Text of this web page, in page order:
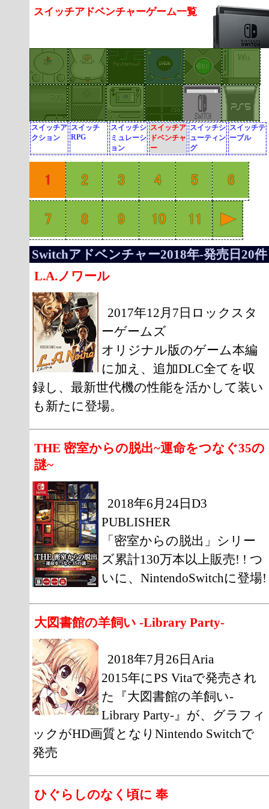
スイッチアドベンチャーゲーム一覧
スイッチア
クション
スイッチ
RPG
スイッチシ
ミュレーシ
ョン
スイッチア
ドベンチャ
ー
スイッチシ
ューティン
グ
スイッチテ
ーブル
Switchアドベンチャー2018年-発売日20件
L.A.ノワール
2017年12月7日ロックスタ
ーゲームズ
オリジナル版のゲーム本編
に加え、追加DLC全てを収
録し、最新世代機の性能を活かして装い
も新たに登場。
THE 密室からの脱出~運命をつなぐ35の
謎~
2018年6月24日D3
PUBLISHER
「密室からの脱出」シリー
ズ累計130万本以上販売! ! つ
いに、NintendoSwitchに登場!
大図書館の羊飼い -Library Party-
2018年7月26日Aria
2015年にPS Vitaで発売され
た『大図書館の羊飼い-
Library Party-』が、グラフィ
ックがHD画質となりNintendo Switchで
発売
ひぐらしのなく頃に 奉